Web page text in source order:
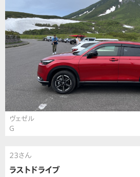
ヴェゼル
G
23さん
ラストドライブ